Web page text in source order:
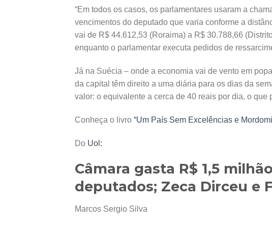
“Em todos os casos, os parlamentares usaram a
vencimentos do deputado que varia conforme a
vai de R$ 44.612,53 (Roraima) a R$ 30.788,66
enquanto o parlamentar executa pedidos de
Já na Suécia – onde a economia vai de vento em
da capital têm direito a uma diária para os dias da
valor: o equivalente a cerca de 40 reais por dia, o
Conheça o livro “Um País Sem Excelências e
Do Uol:
Câmara gasta R$ 1,5
deputados; Zeca Dirceu e
Marcos Sergio Silva